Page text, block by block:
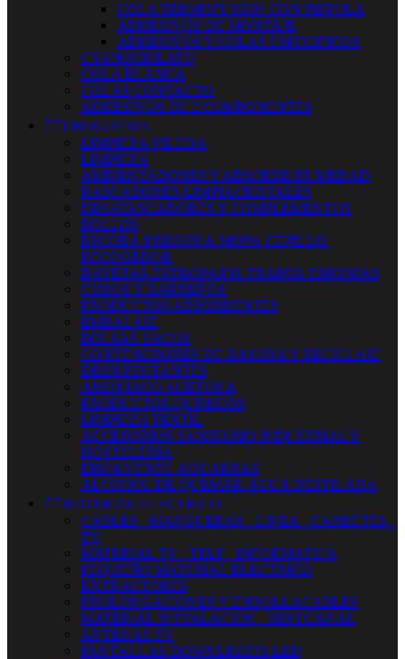
COLA TERMOFUSION CON PISTOLA
ADHESIVOS DE MONTAJE
ADHESIVOS Y COLAS ESPECIFICOS
CYANOCRILATO
COLA BLANCA
COLAS CONTACTO
ADHESIVOS DE 2 COMPONENTES
 DROGUERIA
LIMPIEZA VILEDA
LIMPIEZA
AMBIENTADORES Y ABSORBE HUMEDAD
RASCADORES-LIMPIACRISTALES
DESATASCADORES Y COMPLEMENTOS
ROLLOS
ESCOBA-FREGONA-MOPA-CEPILLO-
RECOGEDOR
BAYETAS-ESTROPAJOS-TRAPOS-ESPONJAS
CUBOS Y BARREÑOS
PRODUCTOS ABSORBENTES
EMBALAJE
BOLSAS-SACOS
CONTENEDORES DE BASURA Y RECICLAJE
DESINFECTANTES
AMONIACO ACETONA
PRODUCTOS QUIMICOS
LIMPIEZA TEXTIL
ACCESORIOS SANITARIO INDUSTRIAL Y
HOSTELERIA
DISOLVENTE-AGUARRAS
ALCOHOL DE QUEMAR-AGUA DESTILADA
 MATERIAL ELECTRICO
CABLES - MANGUERAS - LINEA - CARRETES -
TV
MATERIAL TV - TELF - INFORMATICA
PEQUEÑO MATERIAL ELECTRICO
EXTRACTORES
PROLONGACIONES Y ENROLLACABLES
MATERIAL INSTALACIÓN - MINI CANAL
ANTENAS TV
PANTALLAS-DOWNLIGHTS LED